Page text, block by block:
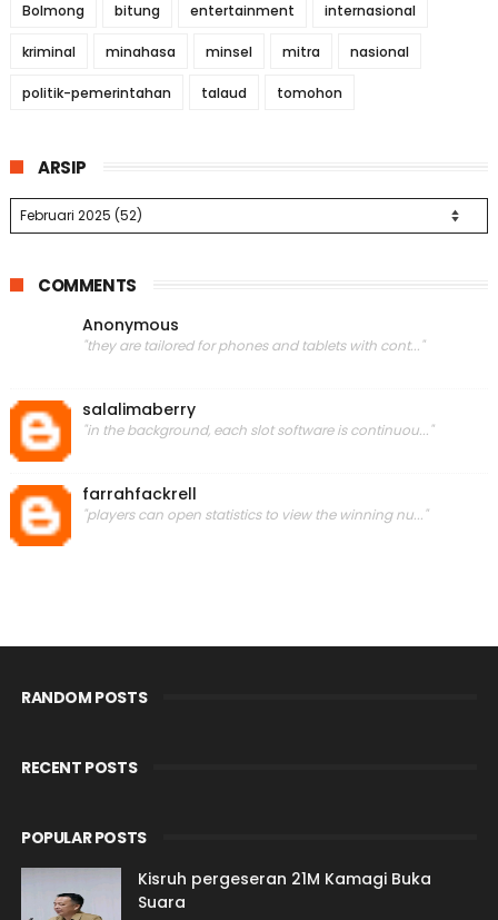
Bolmong bitung entertainment internasional
kriminal minahasa minsel mitra nasional
politik-pemerintahan talaud tomohon
ARSIP
COMMENTS
Anonymous
"they are tailored for phones and tablets with cont..."
salalimaberry
"in the background, each slot software is continuou..."
farrahfackrell
"players can open statistics to view the winning nu..."
RANDOM POSTS
RECENT POSTS
POPULAR POSTS
Kisruh pergeseran 21M Kamagi Buka
Suara